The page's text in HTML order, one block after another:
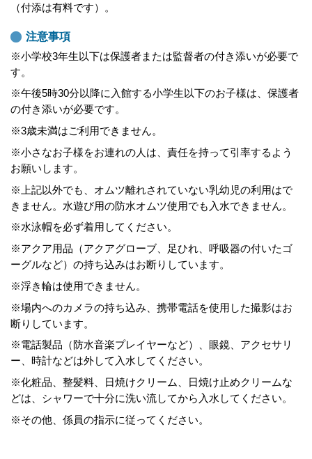
（付添は有料です）。
注意事項
※小学校3年生以下は保護者または監督者の付き添いが必要で
す。
※午後5時30分以降に入館する小学生以下のお子様は、保護者
の付き添いが必要です。
※3歳未満はご利用できません。
※小さなお子様をお連れの人は、責任を持って引率するよう
お願いします。
※上記以外でも、オムツ離れされていない乳幼児の利用はで
きません。水遊び用の防水オムツ使用でも入水できません。
※水泳帽を必ず着用してください。
※アクア用品（アクアグローブ、足ひれ、呼吸器の付いたゴ
ーグルなど）の持ち込みはお断りしています。
※浮き輪は使用できません。
※場内へのカメラの持ち込み、携帯電話を使用した撮影はお
断りしています。
※電話製品（防水音楽プレイヤーなど）、眼鏡、アクセサリ
ー、時計などは外して入水してください。
※化粧品、整髪料、日焼けクリーム、日焼け止めクリームな
どは、シャワーで十分に洗い流してから入水してください。
※その他、係員の指示に従ってください。